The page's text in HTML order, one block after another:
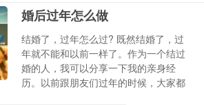
婚后过年怎么做
结婚了，过年怎么过? 既然结婚了，过
年就不能和以前一样了。作为一个结过
婚的人，我可以分享一下我的亲身经
历。以前跟朋友们过年的时候，大家都